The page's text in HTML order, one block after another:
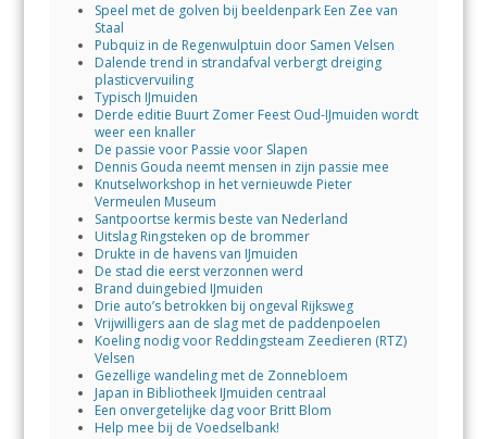
Speel met de golven bij beeldenpark Een Zee van
Staal
Pubquiz in de Regenwulptuin door Samen Velsen
Dalende trend in strandafval verbergt dreiging
plasticvervuiling
Typisch IJmuiden
Derde editie Buurt Zomer Feest Oud-IJmuiden wordt
weer een knaller
De passie voor Passie voor Slapen
Dennis Gouda neemt mensen in zijn passie mee
Knutselworkshop in het vernieuwde Pieter
Vermeulen Museum
Santpoortse kermis beste van Nederland
Uitslag Ringsteken op de brommer
Drukte in de havens van IJmuiden
De stad die eerst verzonnen werd
Brand duingebied IJmuiden
Drie auto’s betrokken bij ongeval Rijksweg
Vrijwilligers aan de slag met de paddenpoelen
Koeling nodig voor Reddingsteam Zeedieren (RTZ)
Velsen
Gezellige wandeling met de Zonnebloem
Japan in Bibliotheek IJmuiden centraal
Een onvergetelijke dag voor Britt Blom
Help mee bij de Voedselbank!